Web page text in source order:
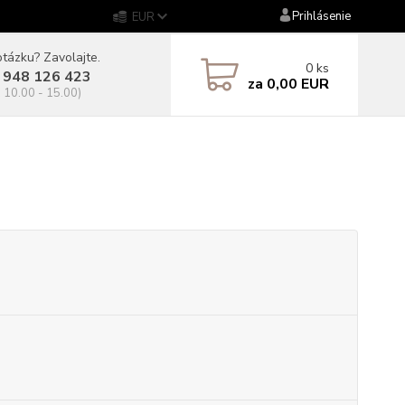
EUR Prihlásenie
Zavolajte.
126 423
10.00 - 15.00)
0 ks
za 0,00 EUR